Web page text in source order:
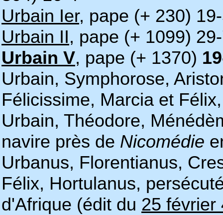
Urbain Ier, pape (+ 230)
Urbain II, pape (+ 1099)
Urbain V, pape (+ 1370)
Urbain, Symphorose,
Félicissime, Marcia et
Urbain, Théodore,
navire près de Nicomédie
Urbanus, Florentianus,
Félix, Hortulanus,
d'Afrique (édit du 25 février